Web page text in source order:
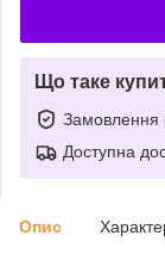
Що таке
Замовлення
Доступна
Опис